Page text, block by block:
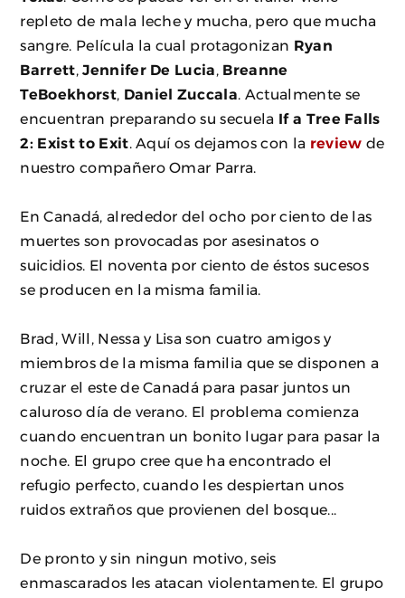
repleto de mala leche y mucha, pero que mucha
sangre. Película la cual protagonizan Ryan
Barrett ,Jennifer De Lucia
Breanne
TeBoekhorst, Daniel Zuccala . Actualmente se
encuentran preparando su secuela If a Tree Falls
2: Exist to Exit . Aquí os dejamos con la review de
nuestro compañero Omar Parra.
En Canadá, alrededor del ocho por ciento de las
muertes son provocadas por asesinatos o
suicidios. El noventa por ciento de éstos sucesos
se producen en la misma familia.
Brad, Will, Nessa y Lisa son cuatro amigos y
miembros de la misma familia que se disponen a
cruzar el este de Canadá para pasar juntos un
caluroso día de verano. El problema comienza
cuando encuentran un bonito lugar para pasar la
noche. El grupo cree que ha encontrado el
refugio perfecto, cuando les despiertan unos
ruidos extraños que provienen del bosque...
De pronto y sin ningun motivo, seis
enmascarados les atacan violentamente. El grupo